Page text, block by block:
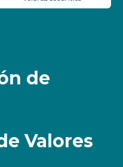
de
Valores